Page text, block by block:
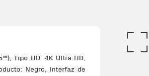
Tipo HD: 4K Ultra HD,
Negro, Interfaz de